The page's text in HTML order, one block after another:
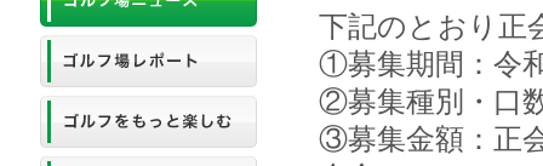
下記のとおり正
①募集期間：令
②募集種別・口
③募集金額：正